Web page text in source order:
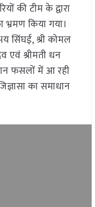
की टीम के द्वारा
किया गया।
सिंघई, श्री कोमल
एवं श्रीमती धन
फसलों में आ रही
का समाधान